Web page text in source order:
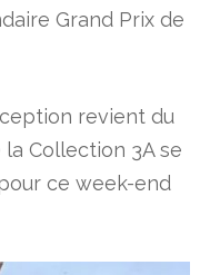
Grand Prix de
revient du
Collection 3A se
ce week-end